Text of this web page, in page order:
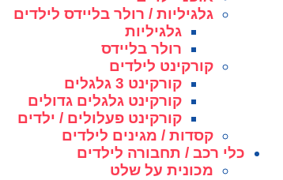
גלגיליות / רולר בליידס לילדים
גלגיליות
רולר בליידס
קורקינט לילדים
קורקינט 3 גלגלים
קורקינט גלגלים גדולים
קורקינט פעלולים / ילדים
קסדות / מגינים לילדים
כלי רכב / תחבורה לילדים
מכונית על שלט